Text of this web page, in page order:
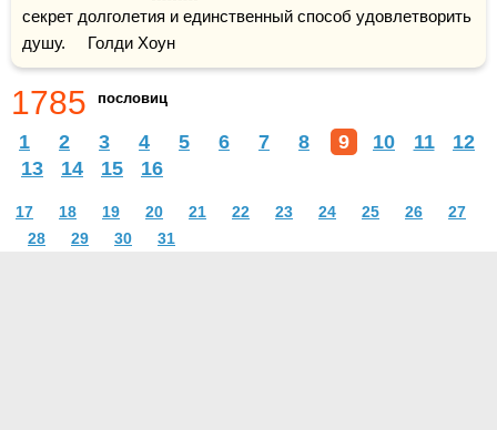
секрет долголетия и единственный способ удовлетворить
душу.     Голди Хоун
1785 пословиц
1 2 3 4 5 6 7 8 9 10 11
12
13
14 15 16
17 18 19 20 21 22 23 24 25 26
27
28
29 30 31